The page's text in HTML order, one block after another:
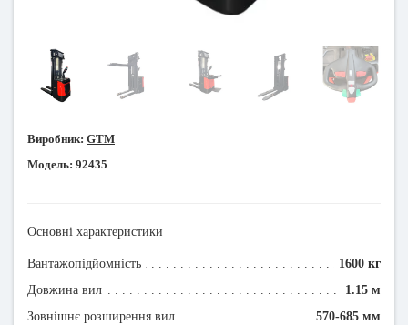
Виробник: GTM
Модель: 92435
Основні характеристики
Вантажопідйомність
1600 кг
Довжина вил
1.15 м
Зовнішнє розширення вил
570-685 мм